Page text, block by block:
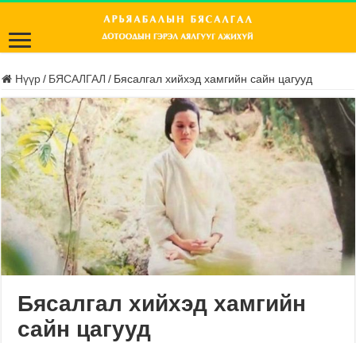
Нүүр / БЯСАЛГАЛ / Бясалгал хийхэд хамгийн сайн цагууд
Бясалгал хийхэд хамгийн
сайн цагууд